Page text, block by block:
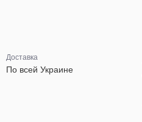
Доставка
По всей Украине